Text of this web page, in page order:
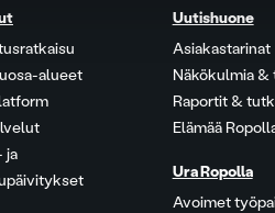
alueet
ja
Uutishuone
Asiakastarinat
Näkökulmia &
Raportit &
Elämää
Ura Ropolla
Avoimet